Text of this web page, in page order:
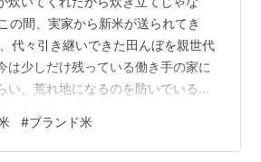
の間、実家から新米が送られてき
代々引き継いできた田んぼを親世代
は少しだけ残っている働き手の家に
い、荒れ地になるのを防いでいる。
を飛ばしてしまうこともあるから。
飛び地で保有している田んぼをすべ
#ブランド米